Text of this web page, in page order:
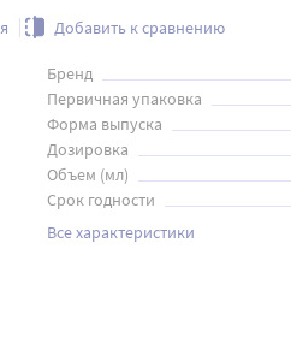
Добавить к сравнению
Бренд
Первичная упаковка
Форма выпуска
Дозировка
Объем (мл)
Срок годности
Все характеристики